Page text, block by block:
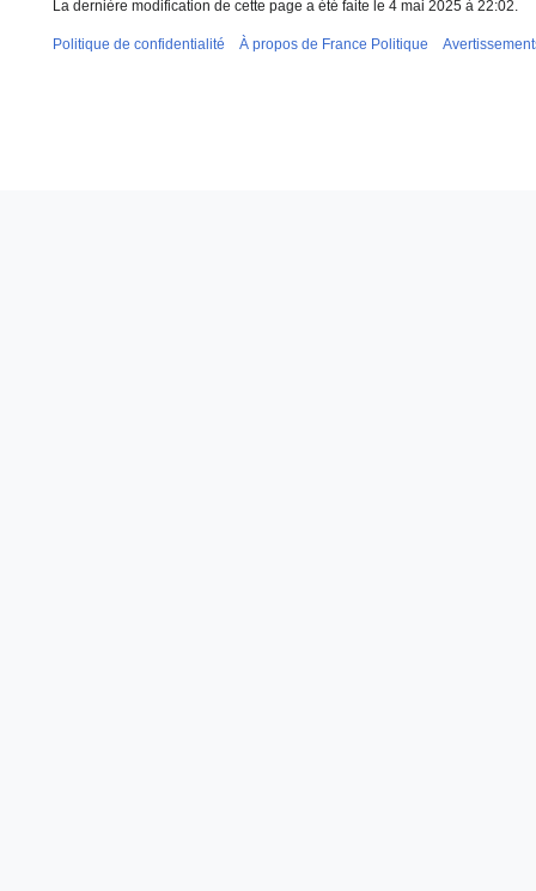
La dernière modification de cette page a été faite le 4 mai 2025 à 22:02.
Politique de confidentialité À propos de France Politique